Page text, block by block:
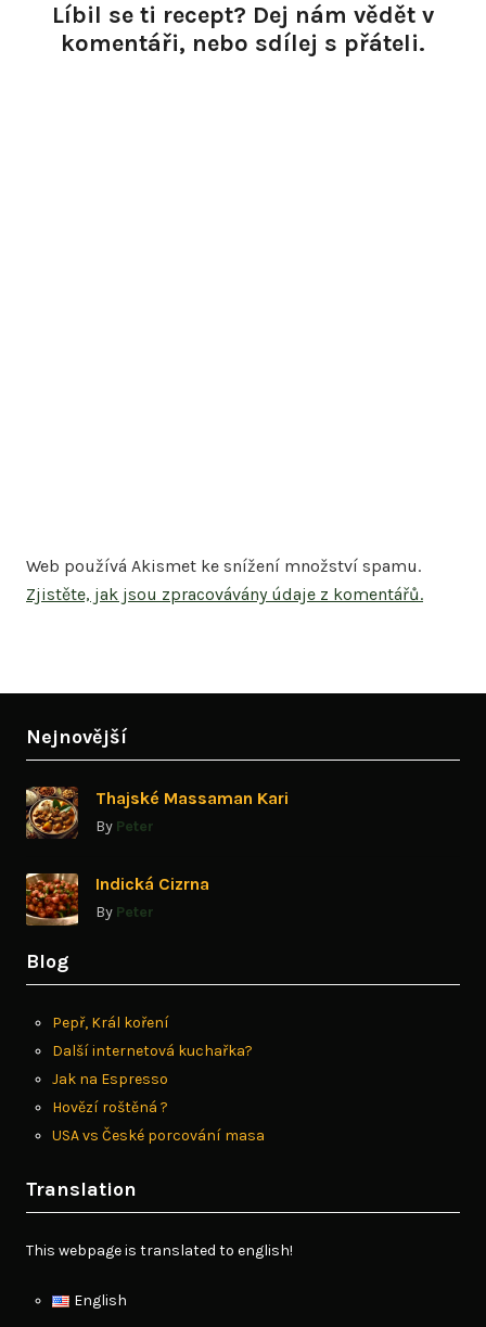
Líbil se ti recept? Dej nám vědět v
komentáři, nebo sdílej s přáteli.
Web používá Akismet ke snížení množství spamu.
Zjistěte, jak jsou zpracovávány údaje z komentářů.
Nejnovější
Thajské Massaman Kari
By Peter
Indická Cizrna
By Peter
Blog
Pepř, Král koření
Další internetová kuchařka?
Jak na Espresso
Hovězí roštěná ?
USA vs České porcování masa
Translation
This webpage is translated to english!
English